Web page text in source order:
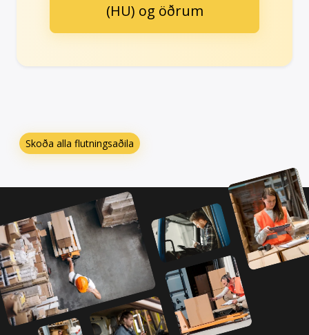
(HU) og öðrum
Skoða alla flutningsaðila